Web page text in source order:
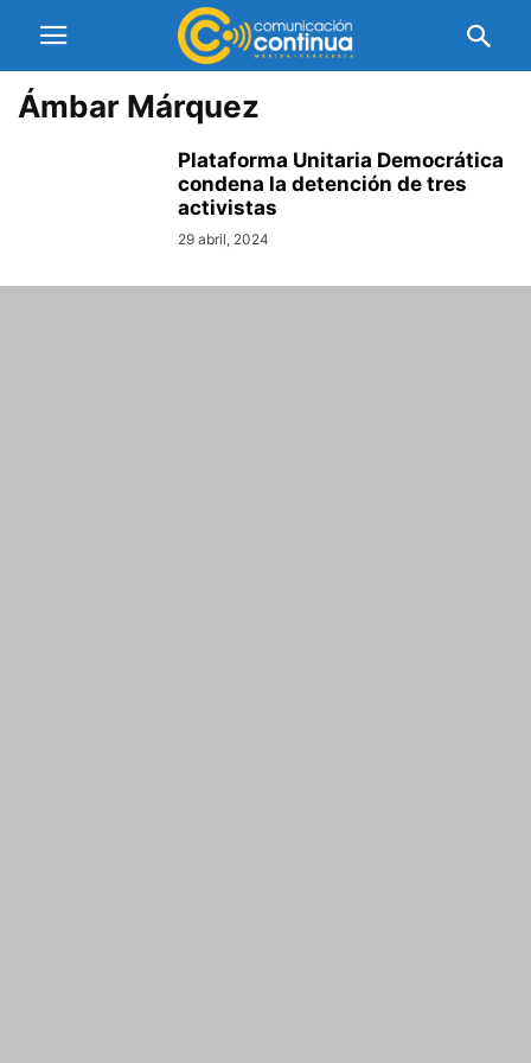
Ámbar Márquez
Plataforma Unitaria Democrática
condena la detención de tres
activistas
29 abril, 2024